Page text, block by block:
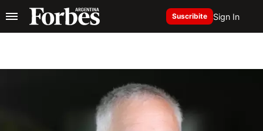
Suscribite Sign In